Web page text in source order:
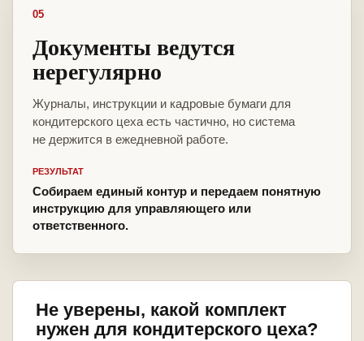
05
Документы ведутся
нерегулярно
Журналы, инструкции и кадровые бумаги для
кондитерского цеха есть частично, но система
не держится в ежедневной работе.
РЕЗУЛЬТАТ
Собираем единый контур и передаем понятную
инструкцию для управляющего или
ответственного.
Не уверены, какой комплект
нужен для кондитерского цеха?